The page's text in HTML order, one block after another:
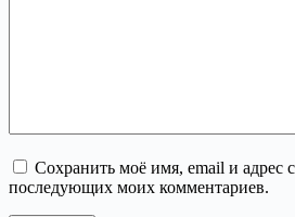
Сохранить моё имя, email и адрес
последующих моих комментариев.